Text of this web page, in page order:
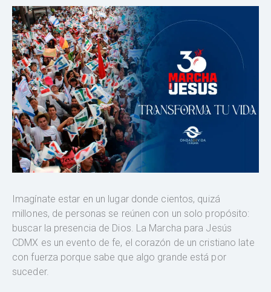
Imagínate estar en un lugar donde cientos, quizá
millones, de personas se reúnen con un solo propósito:
buscar la presencia de Dios. La Marcha para Jesús
CDMX es un evento de fe, el corazón de un cristiano late
con fuerza porque sabe que algo grande está por
suceder.